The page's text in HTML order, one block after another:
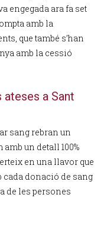
engegada ara fa set
amb la
que també s’han
amb la cessió
a Sant
sang rebran un
un detall 100%
en una llavor que
cada donació de sang
de les persones